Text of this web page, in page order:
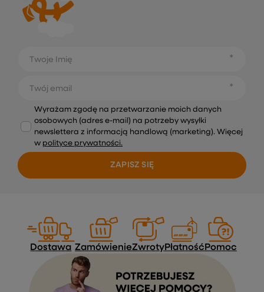
Twoje Imię
Twój email
Wyrażam zgodę na przetwarzanie moich danych
osobowych (adres e-mail) na potrzeby wysyłki
newslettera z informacją handlową (marketing). Więcej
w polityce prywatności.
ZAPISZ SIĘ
Dostawa ZamówienieZwrotyPłatność Pomoc